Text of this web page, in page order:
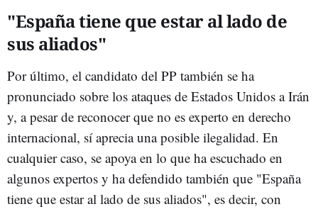
"España tiene que estar al lado de
sus aliados"
Por último, el candidato del PP también se ha
pronunciado sobre los ataques de Estados Unidos a Irán
y, a pesar de reconocer que no es experto en derecho
internacional, sí aprecia una posible ilegalidad. En
cualquier caso, se apoya en lo que ha escuchado en
algunos expertos y ha defendido también que "España
tiene que estar al lado de sus aliados", es decir, con